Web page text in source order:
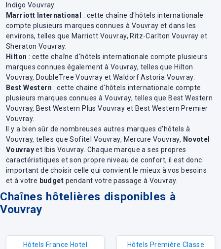
Indigo Vouvray.
Marriott International
: cette chaîne d'hôtels internationale
compte plusieurs marques connues à Vouvray et dans les
environs, telles que Marriott Vouvray, Ritz-Carlton Vouvray et
Sheraton Vouvray.
Hilton : cette chaîne d'hôtels internationale compte plusieurs
marques connues également à Vouvray, telles que Hilton
Vouvray, DoubleTree Vouvray et Waldorf Astoria Vouvray.
Best Western : cette chaîne d'hôtels internationale compte
plusieurs marques connues à Vouvray, telles que Best Western
Vouvray, Best Western Plus Vouvray et Best Western Premier
Vouvray.
Il y a bien sûr de nombreuses autres marques d'hôtels à
Vouvray, telles que Sofitel Vouvray, Mercure Vouvray, Novotel
Vouvrayet Ibis Vouvray. Chaque marque a ses propres
caractéristiques et son propre niveau de confort, il est donc
important de choisir celle qui convient le mieux à vos besoins
et à votre budget pendant votre passage à Vouvray.
Chaînes hôtelières disponibles à
Vouvray
Hôtels France Hotel
Hôtels Première Classe